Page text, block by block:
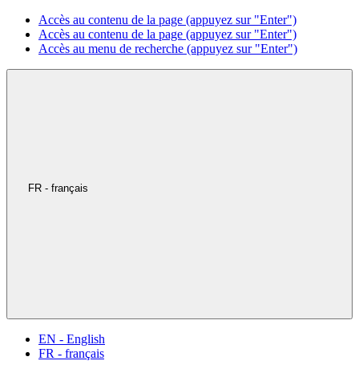
Accès au contenu de la page (appuyez sur "Enter")
Accès au contenu de la page (appuyez sur "Enter")
Accès au menu de recherche (appuyez sur "Enter")
FR - français
EN - English
FR - français